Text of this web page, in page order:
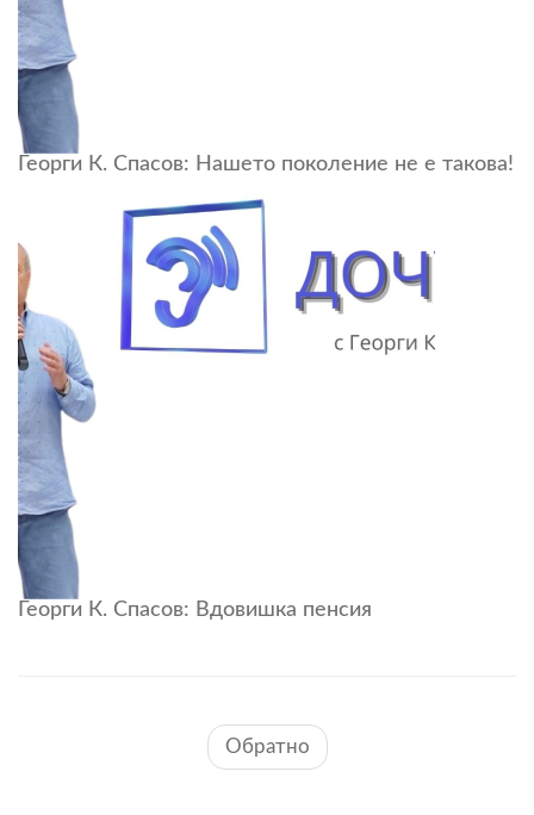
Георги К. Спасов: Нашето поколение не е такова!
Георги К. Спасов: Вдовишка пенсия
Обратно